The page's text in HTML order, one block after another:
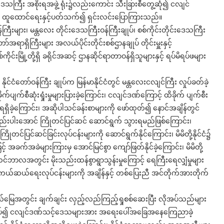
ေသကြီး အစိုးရအဖွဲ့ ရုံး၌လည်းကောင်း သီးခြားစီတွေ့ဆုံ၍ ငလျင်
ထူထောင်ရေးနှင့်ပတ်သက်၍ ရှင်းလင်းပြောကြားသည်။
များ၊ မန္တလေး တိုင်းဒေသကြီးဝန်ကြီးချုပ်၊ စစ်ကိုင်းတိုင်းဒေသကြီး
အရာရှိကြီးများ အလယ်ပိုင်းတိုင်းစစ်ဌာနချုပ် တိုင်းမှူးနှင့်
ကိုင်းမြို့တို့ရှိ ခရိုင်အဆင့် ဌာနဆိုင်ရာတာဝန်ရှိသူများနှင့် ရပ်မိရပ်ဖများ
တော်ဝန်ကြီး ချုပ်က မြန်မာနိုင်ငံတွင် မန္တလေးငလျင်ကြီး လှုပ်ခတ်ခဲ့
က်စီဆုံးရှုံးမှုများပြားခဲ့ကြောင်း၊ ငလျင်ဒဏ်ကြောင့် ထိခိုက် ပျက်စီး
ကြောင်း၊ အဆိုပါသင်ခန်းစာများကို ဖော်ထုတ်၍ နောင်အချိန်တွင်
ါးအောင် ကြိုတင်ပြင်ဆင် ဆောင်ရွက် သွားရမည်ဖြစ်ကြောင်း၊
ပြင်ဆင်ခြင်းလုပ်ငန်းများကို ဆောင်ရွက်နိုင်ကြောင်း၊ မိမိတို့နိုင်ငံ၌
ခက်အခဲများကြားမှ အောင်မြင်စွာ ကျော်ဖြတ်နိုင်ခဲ့ကြောင်း၊ မိမိတို့
င်ဘာလအတွင်း မိုးသည်းထန်စွာရွာသွန်းမှုကြောင့် ရေကြီးရေလျှံမှုများ
ကယ်ဆယ်ရေးလုပ်ငန်းများကို အချိန်နှင့် တစ်ပြေးညီ အင်တိုက်အားတိုက်
မြေအတွင်း ချက်ချင်း လှည့်လည်ကြည့်ရှုစစ်ဆေးပြီး လိုအပ်သည်များ
ငလျင်ဒဏ်သင့်ဒေသများအား အရေးပေါ်အခြေအနေကြေညာခဲ့